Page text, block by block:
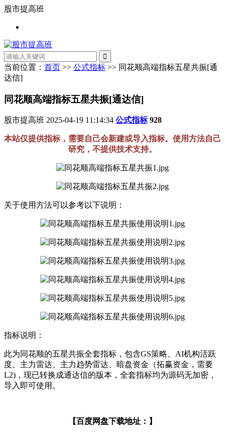
股市提高班
当前位置： 首页 >> 公式指标 >> 同花顺高端指标五星共振[通
达信]
同花顺高端指标五星共振[通达信]
股市提高班 2025-04-19 11:14:34 公式指标 928
本站仅提供指标，需要自己会新建或导入指标。使用方法自己
研究，不提供技术支持。
关于使用方法可以参考以下说明：
指标说明：
此为同花顺的五星共振全套指标，包含GS策略、AI机构活跃
度、主力雷达、主力趋势雷达、暗盘资金（拓赢资金，需要
L2)，现已转换成通达信的版本，全套指标均为源码无加密，
导入即可使用。
【百度网盘下载地址：】